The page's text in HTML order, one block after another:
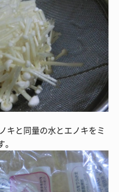
キと同量の水とエノキをミ